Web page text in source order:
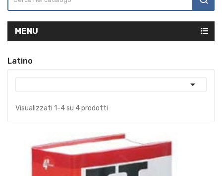
MENU
Latino

Visualizzati 1-4 su 4 prodotti